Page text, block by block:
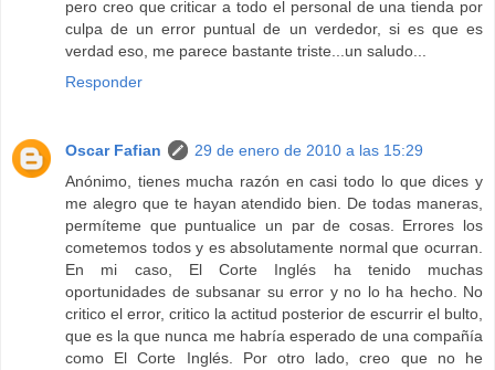
pero creo que criticar a todo el personal de una tienda por
culpa de un error puntual de un verdedor, si es que es
verdad eso, me parece bastante triste...un saludo...
Responder
Oscar Fafian
29 de enero de 2010 a las 15:29
Anónimo, tienes mucha razón en casi todo lo que dices y
me alegro que te hayan atendido bien. De todas maneras,
permíteme que puntualice un par de cosas. Errores los
cometemos todos y es absolutamente normal que ocurran.
En mi caso, El Corte Inglés ha tenido muchas
oportunidades de subsanar su error y no lo ha hecho. No
critico el error, critico la actitud posterior de escurrir el bulto,
que es la que nunca me habría esperado de una compañía
como El Corte Inglés. Por otro lado, creo que no he